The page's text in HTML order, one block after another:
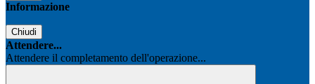
Informazione
Chiudi
Attendere...
Attendere il completamento dell'operazione...